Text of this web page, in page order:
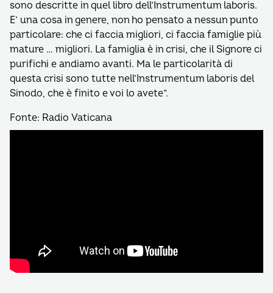
sono descritte in quel libro dell’Instrumentum laboris.
E’ una cosa in genere, non ho pensato a nessun punto
particolare: che ci faccia migliori, ci faccia famiglie più
mature … migliori. La famiglia è in crisi, che il Signore ci
purifichi e andiamo avanti. Ma le particolarità di
questa crisi sono tutte nell’Instrumentum laboris del
Sinodo, che è finito e voi lo avete”.
Fonte: Radio Vaticana